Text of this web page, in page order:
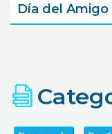
Día del Amigo